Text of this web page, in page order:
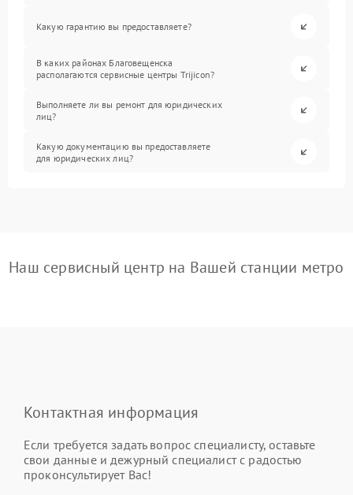
Какую гарантию вы предоставляете?
В каких районах Благовещенска
располагаются сервисные центры Trijicon?
Выполняете ли вы ремонт для юридических
лиц?
Какую документацию вы предоставляете
для юридических лиц?
Наш сервисный центр на Вашей станции метро
Контактная информация
Если требуется задать вопрос специалисту, оставьте
свои данные и дежурный специалист с радостью
проконсультирует Вас!